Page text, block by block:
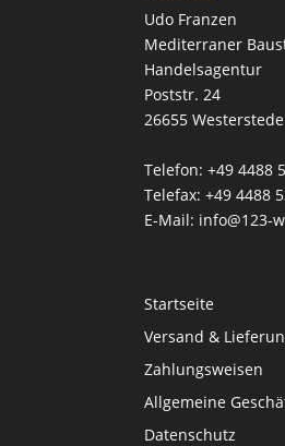
Udo Franzen
Mediterraner
Handelsagentur
Poststr. 24
26655 Westerstede
Telefon: +49 4488
Telefax: +49 4488
E-Mail: info@123-
Startseite
Versand &
Zahlungsweisen
Allgemeine
Datenschutz